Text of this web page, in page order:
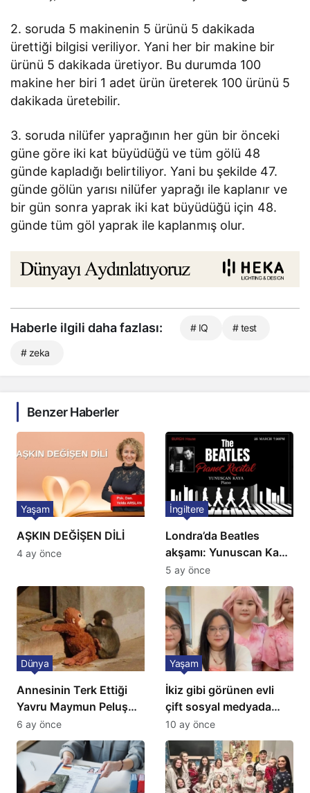
2. soruda 5 makinenin 5 ürünü 5 dakikada
ürettiği bilgisi veriliyor. Yani her bir makine bir
ürünü 5 dakikada üretiyor. Bu durumda 100
makine her biri 1 adet ürün üreterek 100 ürünü 5
dakikada üretebilir.
3. soruda nilüfer yaprağının her gün bir önceki
güne göre iki kat büyüdüğü ve tüm gölü 48
günde kapladığı belirtiliyor. Yani bu şekilde 47.
günde gölün yarısı nilüfer yaprağı ile kaplanır ve
bir gün sonra yaprak iki kat büyüdüğü için 48.
günde tüm göl yaprak ile kaplanmış olur.
Haberle ilgili daha fazlası: # IQ # test
# zeka
Benzer Haberler
AŞKIN DEĞİŞEN DİLİ
Yaşam
4 ay önce
Londra’da Beatles
akşamı: Yunuscan Kaya
klasik yorumuyla
sahnede
İngiltere
5 ay önce
Annesinin Terk Ettiği
Yavru Maymun Peluş
Oyuncağını Anne Bildi
Dünya
6 ay önce
İkiz gibi görünen evli
çift sosyal medyada
gündem oldu
Yaşam
10 ay önce